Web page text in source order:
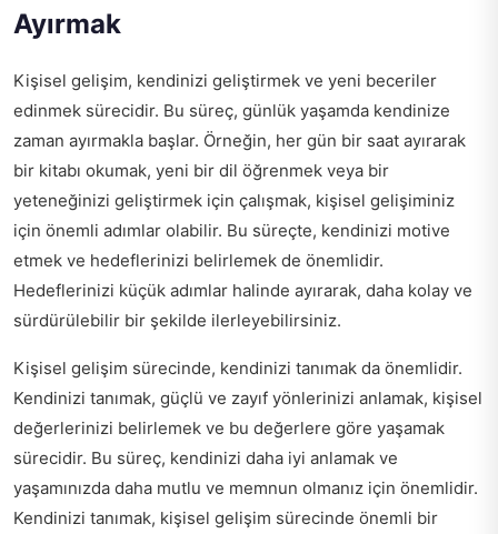
Ayırmak
Kişisel gelişim, kendinizi geliştirmek ve yeni beceriler
edinmek sürecidir. Bu süreç, günlük yaşamda kendinize
zaman ayırmakla başlar. Örneğin, her gün bir saat ayırarak
bir kitabı okumak, yeni bir dil öğrenmek veya bir
yeteneğinizi geliştirmek için çalışmak, kişisel gelişiminiz
için önemli adımlar olabilir. Bu süreçte, kendinizi motive
etmek ve hedeflerinizi belirlemek de önemlidir.
Hedeflerinizi küçük adımlar halinde ayırarak, daha kolay ve
sürdürülebilir bir şekilde ilerleyebilirsiniz.
Kişisel gelişim sürecinde, kendinizi tanımak da önemlidir.
Kendinizi tanımak, güçlü ve zayıf yönlerinizi anlamak, kişisel
değerlerinizi belirlemek ve bu değerlere göre yaşamak
sürecidir. Bu süreç, kendinizi daha iyi anlamak ve
yaşamınızda daha mutlu ve memnun olmanız için önemlidir.
Kendinizi tanımak, kişisel gelişim sürecinde önemli bir